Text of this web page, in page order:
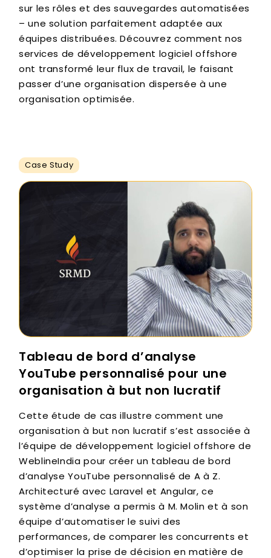
sur les rôles et des sauvegardes automatisées
– une solution parfaitement adaptée aux
équipes distribuées. Découvrez comment nos
services de développement logiciel offshore
ont transformé leur flux de travail, le faisant
passer d’une organisation dispersée à une
organisation optimisée.
Case Study
Tableau de bord d’analyse
YouTube personnalisé pour une
organisation à but non lucratif
Cette étude de cas illustre comment une
organisation à but non lucratif s’est associée à
l’équipe de développement logiciel offshore de
WeblineIndia pour créer un tableau de bord
d’analyse YouTube personnalisé de A à Z.
Architecturé avec Laravel et Angular, ce
système d’analyse a permis à M. Molin et à son
équipe d’automatiser le suivi des
performances, de comparer les concurrents et
d’optimiser la prise de décision en matière de